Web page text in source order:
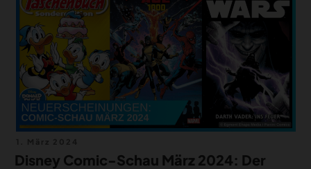
am
Disney Comic-Schau März 2024: Der